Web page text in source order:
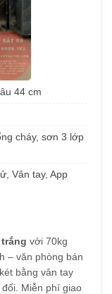
44 cm
cháy, sơn 3 lớp
Vân tay, App
với 70kg
– văn phòng bán
bằng vân tay
Miễn phí giao